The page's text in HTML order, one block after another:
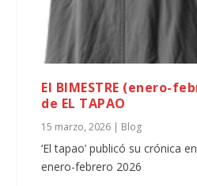
El BIMESTRE (enero-
de EL TAPAO
15 marzo, 2026 | Blog
‘El tapao’ publicó su crónica
enero-febrero 2026